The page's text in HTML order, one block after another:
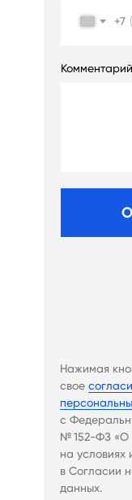
+7
Комментарий
Нажимая
свое
с
№ 152-ФЗ «О
на условиях
в Согласии
данных.